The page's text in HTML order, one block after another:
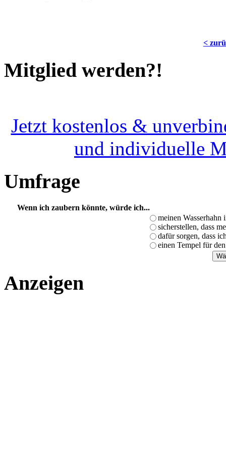
<
Mitglied werden?!
Jetzt kostenlos &
und individuelle
Umfrage
Wenn ich zaubern könnte, würde ich...
meinen
sicherstellen, dass
dafür sorgen, dass
einen Tempel für
Anzeigen